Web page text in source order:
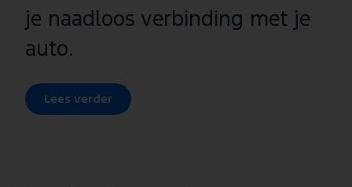
je naadloos verbinding met je
auto.
Lees verder